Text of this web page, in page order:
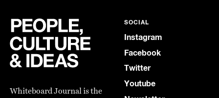
Whiteboard Journal is the
SOCIAL
Instagram
Facebook
Twitter
Youtube